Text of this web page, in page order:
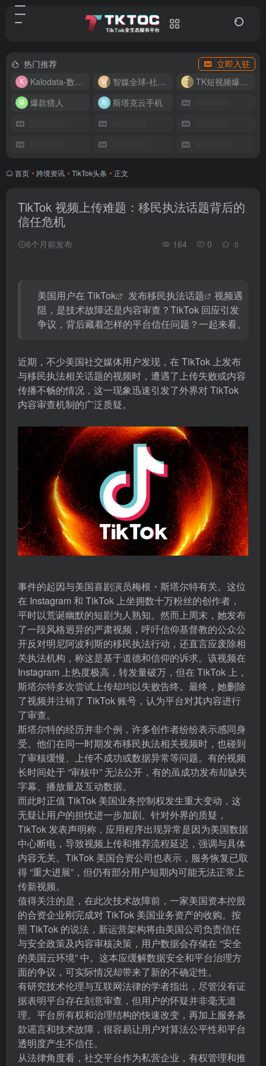
热门推荐
立即入驻
Kalodata-数据分析平台
智媒全球-社媒管理平台
TK短视频爆款复刻
爆款猎人
斯塔克云手机
首页 • 跨境资讯 • TikTok头条 • 正文
TikTok 视频上传难题：移民执法话题背后的
信任危机
6个月前发布 164 0 0
美国用户在 TikTok 发布移民执法话题
视频遇
阻，是技术故障还是内容审查？TikTok 回应引发
争议，背后藏着怎样的平台信任问题？一起来看。
近期，不少美国社交媒体用户发现，在 TikTok 上发布
与移民执法相关话题的视频时，遭遇了上传失败或内容
传播不畅的情况，这一现象迅速引发了外界对 TikTok
内容审查机制的广泛质疑。
事件的起因与美国喜剧演员梅根・斯塔尔特有关。这位
在 Instagram 和 TikTok 上坐拥数十万粉丝的创作者，
平时以荒诞幽默的短剧为人熟知。然而上周末，她发布
了一段风格迥异的严肃视频，呼吁信仰基督教的公众公
开反对明尼阿波利斯的移民执法行动，还直言应废除相
关执法机构，称这是基于道德和信仰的诉求。该视频在
Instagram 上热度极高，转发量破万，但在 TikTok 上，
斯塔尔特多次尝试上传却均以失败告终。最终，她删除
了视频并注销了 TikTok 账号，认为平台对其内容进行
了审查。
斯塔尔特的经历并非个例，许多创作者纷纷表示感同身
受。他们在同一时期发布移民执法相关视频时，也碰到
了审核缓慢、上传不成功或数据异常等问题。有的视频
长时间处于 “审核中” 无法公开，有的虽成功发布却缺失
字幕、播放量及互动数据。
而此时正值 TikTok 美国业务控制权发生重大变动，这
无疑让用户的担忧进一步加剧。针对外界的质疑，
TikTok 发表声明称，应用程序出现异常是因为美国数据
中心断电，导致视频上传和推荐流程延迟，强调与具体
内容无关。TikTok 美国合资公司也表示，服务恢复已取
得 “重大进展”，但仍有部分用户短期内可能无法正常上
传新视频。
值得关注的是，在此次技术故障前，一家美国资本控股
的合资企业刚完成对 TikTok 美国业务资产的收购。按
照 TikTok 的说法，新运营架构将由美国公司负责信任
与安全政策及内容审核决策，用户数据会存储在 “安全
的美国云环境” 中。这本应缓解数据安全和平台治理方
面的争议，可实际情况却带来了新的不确定性。
有研究技术伦理与互联网法律的学者指出，尽管没有证
据表明平台存在刻意审查，但用户的怀疑并非毫无道
理。平台所有权和治理结构的快速改变，再加上服务条
款谣言和技术故障，很容易让用户对算法公平性和平台
透明度产生不信任。
从法律角度看，社交平台作为私营企业，有权管理和推